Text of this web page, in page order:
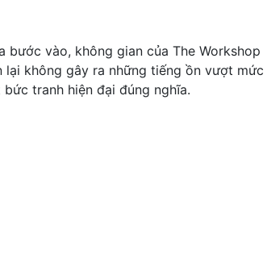
bước vào, không gian của The Workshop
lại không gây ra những tiếng ồn vượt mức
tranh hiện đại đúng nghĩa.